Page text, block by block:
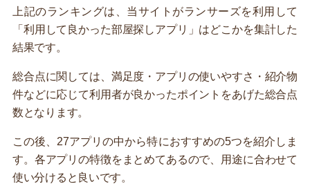
上記のランキングは、当サイトがランサーズを利用して
「利用して良かった部屋探しアプリ」はどこかを集計した
結果です。
総合点に関しては、満足度・アプリの使いやすさ・紹介物
件などに応じて利用者が良かったポイントをあげた総合点
数となります。
この後、27アプリの中から特におすすめの5つを紹介しま
す。各アプリの特徴をまとめてあるので、用途に合わせて
使い分けると良いです。